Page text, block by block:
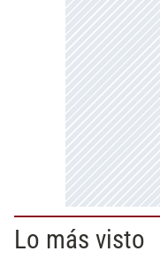
Lo más visto